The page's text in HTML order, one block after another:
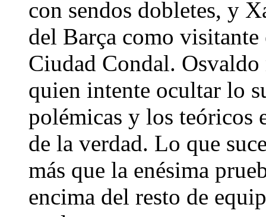
con sendos dobletes, y
del Barça como
Ciudad Condal.
quien intente ocultar lo
polémicas y los teóricos
de la verdad. Lo que
más que la enésima
encima del resto de